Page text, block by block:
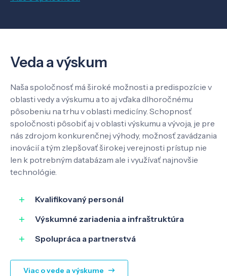
SK EN
Veda a výskum
Naša spoločnosť má široké možnosti a predispozície v
oblasti vedy a výskumu a to aj vďaka dlhoročnému
pôsobeniu na trhu v oblasti medicíny. Schopnosť
spoločnosti pôsobiť aj v oblasti výskumu a vývoja, je pre
nás zdrojom konkurenčnej výhody, možnosť zavádzania
inovácií a tým zlepšovať širokej verejnosti prístup nie
len k potrebným databázam ale i využívať najnovšie
technológie.
Kvalifikovaný personál
Výskumné zariadenia a infraštruktúra
Spolupráca a partnerstvá
Viac o vede a výskume